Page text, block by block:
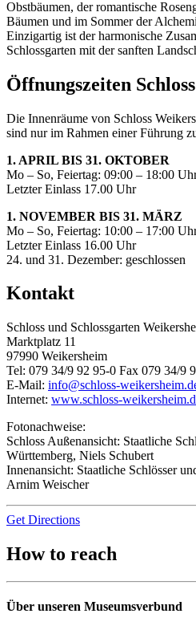
Obstbäumen, der romantische
Bäumen und im Sommer der
Einzigartig ist der harmonische
Schlossgarten mit der sanften
Öffnungszeiten
Die Innenräume von Schloss
sind nur im Rahmen einer Führung
1. APRIL BIS 31. OKTOBER
Mo – So, Feiertag: 09:00 – 18:00
Letzter Einlass 17.00 Uhr
1. NOVEMBER BIS 31. MÄRZ
Mo – So, Feiertag: 10:00 – 17:00
Letzter Einlass 16.00 Uhr
24. und 31. Dezember: geschlossen
Kontakt
Schloss und Schlossgarten
Marktplatz 11
97990 Weikersheim
Tel: 079 34/9 92 95-0 Fax 079 34/9
E-Mail: info@schloss-
Internet: www.schloss-
Fotonachweise:
Schloss Außenansicht: Staatliche
Württemberg, Niels Schubert
Innenansicht: Staatliche Schlösser
Arnim Weischer
Get Directions
How to reach
Über unseren Museumsverbund